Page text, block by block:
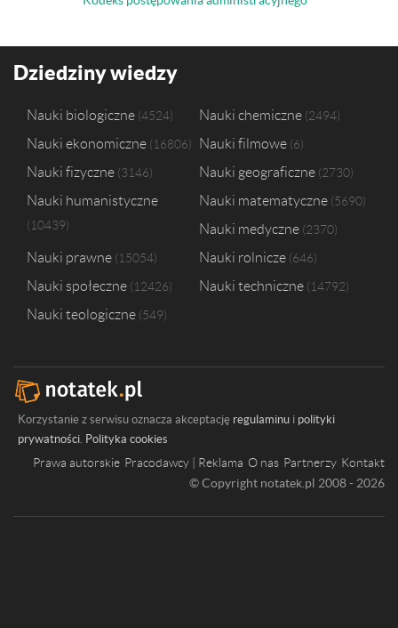
Dziedziny wiedzy
Nauki biologiczne 4524 Nauki chemiczne 2494
Nauki ekonomiczne 16806 Nauki filmowe 6
Nauki fizyczne 3146 Nauki geograficzne 2730
Nauki humanistyczne
10439
Nauki matematyczne 5690
Nauki medyczne 2370
Nauki prawne 15054 Nauki rolnicze 646
Nauki społeczne 12426 Nauki techniczne 14792
Nauki teologiczne 549
Korzystanie z serwisu oznacza akceptację regulaminu i polityki
prywatności. Polityka cookies
Prawa autorskie Pracodawcy | Reklama O nas Partnerzy Kontakt
© Copyright notatek.pl 2008 - 2026